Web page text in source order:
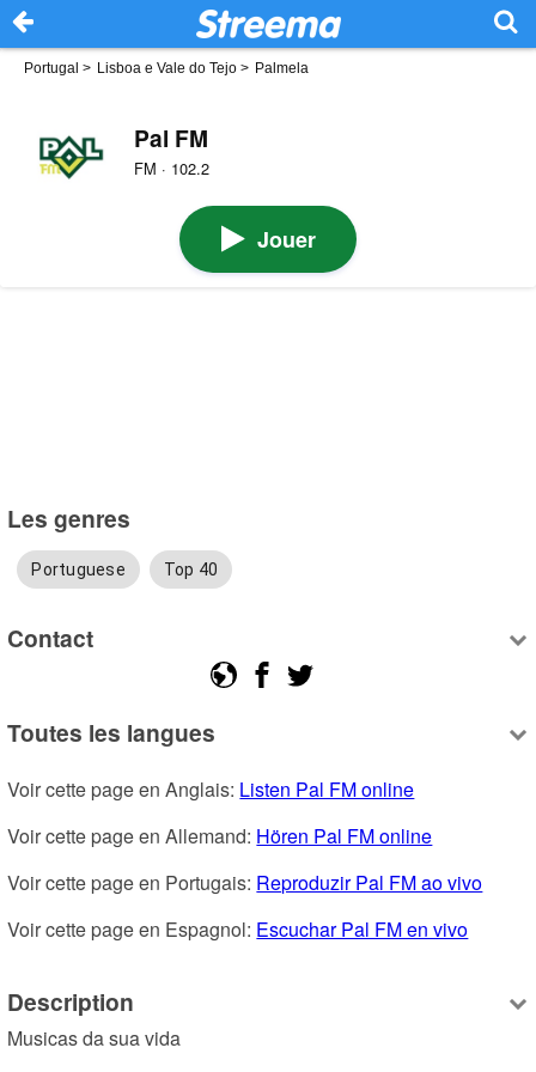
Portugal > Lisboa e Vale do Tejo > Palmela
Pal FM
FM · 102.2
Jouer
Les genres
Portuguese Top 40
Contact
Toutes les langues
Voir cette page en Anglais: Listen Pal FM online
Voir cette page en Allemand: Hören Pal FM online
Voir cette page en Portugais: Reproduzir Pal FM ao vivo
Voir cette page en Espagnol: Escuchar Pal FM en vivo
Description
Musicas da sua vida